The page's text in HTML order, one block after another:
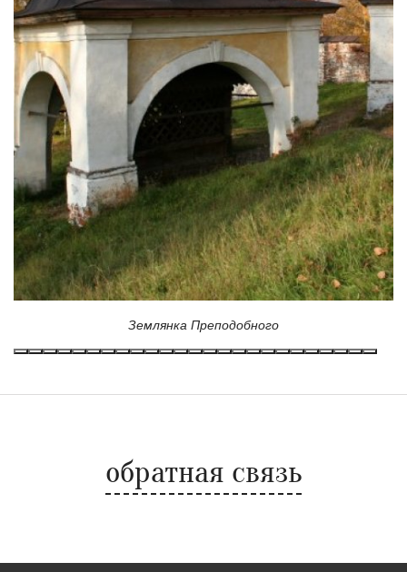
Землянка Преподобного
обратная связь